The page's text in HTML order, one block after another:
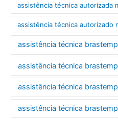
assistência técnica autorizada
assistência técnica autorizado
assistência técnica
assistência técnica
assistência técnica
assistência técnica